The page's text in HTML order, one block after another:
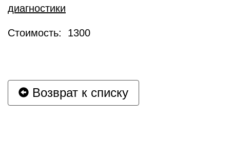
диагностики
Стоимость: 1300
Возврат к списку